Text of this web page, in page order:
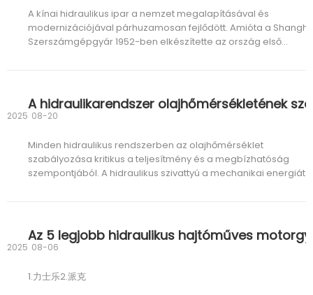
A kínai hidraulikus ipar a nemzet megalapításával és
modernizációjával párhuzamosan fejlődött. Amióta a
Szerszámgépgyár 1952-ben elkészítette az ország első
Minden hidraulikus rendszerben az olajhőmérséklet
szabályozása kritikus a teljesítmény és a megbízhatóság
szempontjából. A hidraulikus szivattyú a mechanikai energiát
2025 08-20
1.力士乐2.派克
2025 08-06